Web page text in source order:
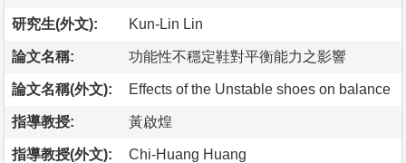
研究生(外文): Kun-Lin Lin
論文名稱: 功能性不穩定鞋對平衡能力之影響
論文名稱(外文): Effects of the Unstable shoes on balance
指導教授: 黃啟煌
指導教授(外文): Chi-Huang Huang